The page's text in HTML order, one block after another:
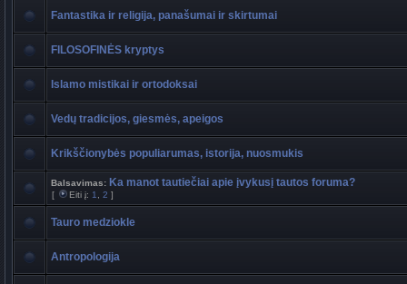
Fantastika ir religija, panašumai ir skirtumai
FILOSOFINĖS kryptys
Islamo mistikai ir ortodoksai
Vedų tradicijos, giesmės, apeigos
Krikščionybės populiarumas, istorija, nuosmukis
Balsavimas: Ka manot tautiečiai apie įvykusį tautos foruma?
[ Eiti į: 1 2 ]
Tauro medziokle
Antropologija